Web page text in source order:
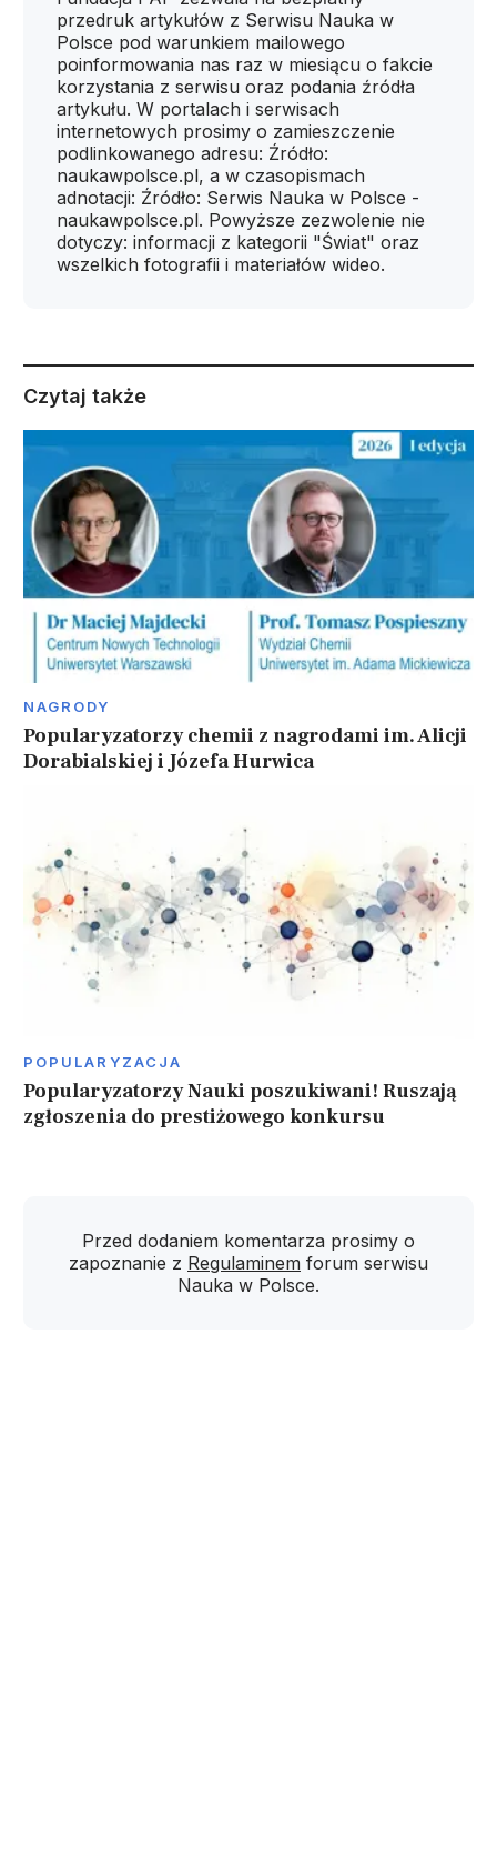
przedruk artykułów z Serwisu Nauka w
Polsce pod warunkiem mailowego
poinformowania nas raz w miesiącu o fakcie
korzystania z serwisu oraz podania źródła
artykułu. W portalach i serwisach
internetowych prosimy o zamieszczenie
podlinkowanego adresu: Źródło:
naukawpolsce.pl, a w czasopismach
adnotacji: Źródło: Serwis Nauka w Polsce -
naukawpolsce.pl. Powyższe zezwolenie nie
dotyczy: informacji z kategorii "Świat" oraz
wszelkich fotografii i materiałów wideo.
Czytaj także
NAGRODY
Popularyzatorzy chemii z nagrodami im. Alicji
Dorabialskiej i Józefa Hurwica
POPULARYZACJA
Popularyzatorzy Nauki poszukiwani! Ruszają
zgłoszenia do prestiżowego konkursu
Przed dodaniem komentarza prosimy o
zapoznanie z Regulaminem forum serwisu
Nauka w Polsce.